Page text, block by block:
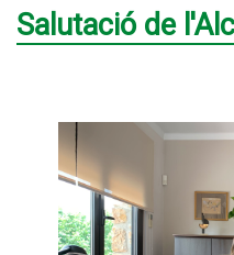
Salutació de